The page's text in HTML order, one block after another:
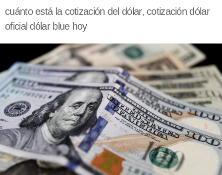
cuánto está la cotización del dólar, cotización dólar
oficial dólar blue hoy